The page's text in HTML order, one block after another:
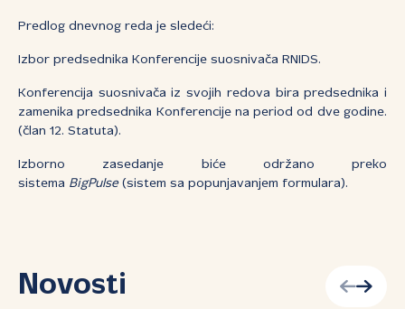
Predlog dnevnog reda je sledeći:
Izbor predsednika Konferencije suosnivača RNIDS.
Konferencija suosnivača iz svojih redova bira predsednika i
zamenika predsednika Konferencije na period od dve godine.
(član 12. Statuta).
Izborno zasedanje biće održano preko
sistema BigPulse(sistem sa popunjavanjem formulara).
Novosti